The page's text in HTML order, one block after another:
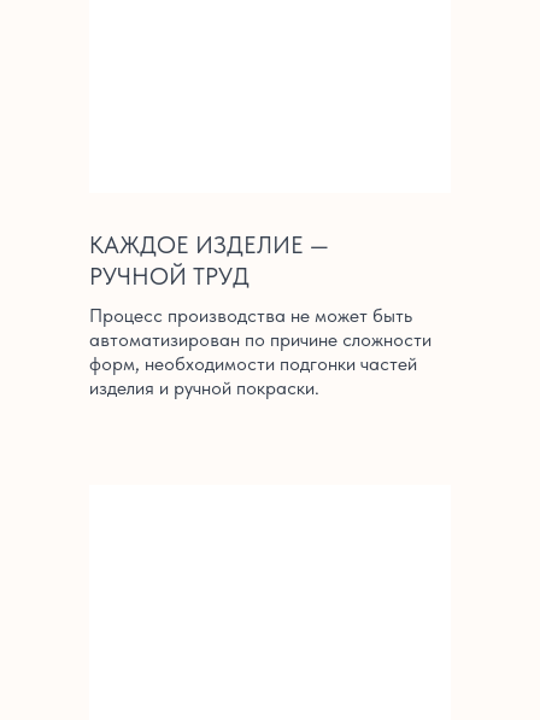
Процесс производства не может быть
автоматизирован по причине сложности
форм, необходимости подгонки частей
изделия и ручной покраски.
КАЖДОЕ ИЗДЕЛИЕ —
РУЧНОЙ ТРУД